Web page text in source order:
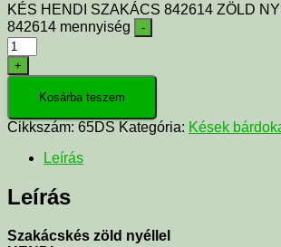
KÉS HENDI SZAKÁCS 842614 ZÖLD
842614 mennyiség
-
+
Kosárba teszem
Cikkszám: 65DS Kategória: Kések
Leírás
Leírás
Szakácskés zöld nyéllel